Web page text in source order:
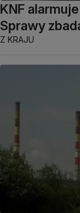
KNF
Sprawy
Z KRAJU